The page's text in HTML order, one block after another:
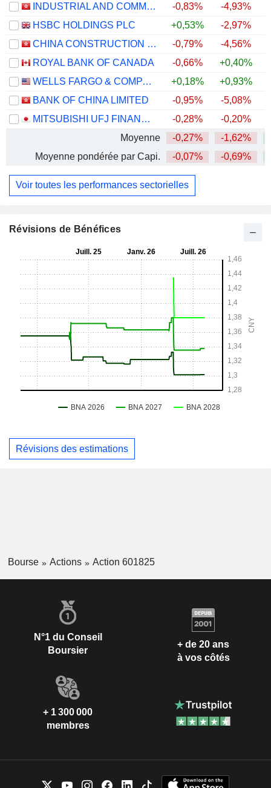
INDUSTRIAL AND COMMERCIAL BANK OF CHINA LIMITED
-0,83% -4,93%
HSBC HOLDINGS PLC
+0,53% -2,97%
CHINA CONSTRUCTION BANK CORPORATION
-0,79% -4,56%
ROYAL BANK OF CANADA
-0,66% +0,40%
WELLS FARGO & COMPANY
+0,18% +0,93%
BANK OF CHINA LIMITED
-0,95% -5,08%
MITSUBISHI UFJ FINANCIAL GROUP, INC.
-0,28% -0,20%
Moyenne
-0,27% -1,62%
Moyenne pondérée par Capi.
-0,07% -0,69%
Voir toutes les performances sectorielles
Révisions de Bénéfices
Révisions des estimations
Bourse Actions Action 601825
N°1 du Conseil
Boursier
+ de 20 ans
à vos côtés
+ 1 300 000
membres